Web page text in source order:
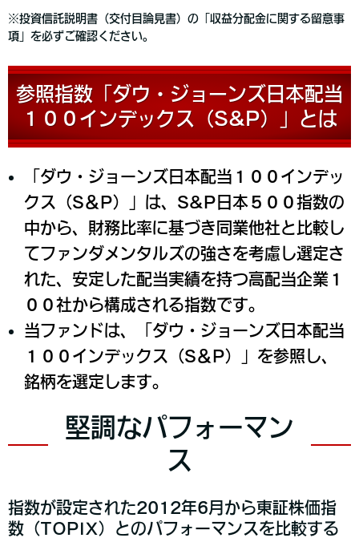
※投資信託説明書（交付目論見書）の「収益分配金に関する留意事
項」を必ずご確認ください。
参照指数「ダウ・ジョーンズ日本配当
１００インデックス（S&P）」とは
「ダウ・ジョーンズ日本配当１００インデッ
クス（S＆P）」は、S&P日本５００指数の
中から、財務比率に基づき同業他社と比較し
てファンダメンタルズの強さを考慮し選定さ
れた、安定した配当実績を持つ高配当企業１
００社から構成される指数です。
当ファンドは、「ダウ・ジョーンズ日本配当
１００インデックス（S＆P）」を参照し、
銘柄を選定します。
堅調なパフォーマン
ス
指数が設定された2012年6月から東証株価指
数（TOPIX）とのパフォーマンスを比較する